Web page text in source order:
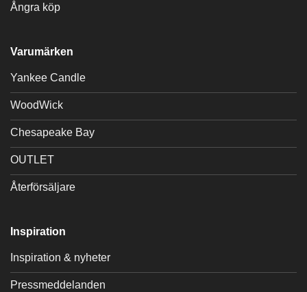
Ångra köp
Varumärken
Yankee Candle
WoodWick
Chesapeake Bay
OUTLET
Återförsäljare
Inspiration
Inspiration & nyheter
Pressmeddelanden